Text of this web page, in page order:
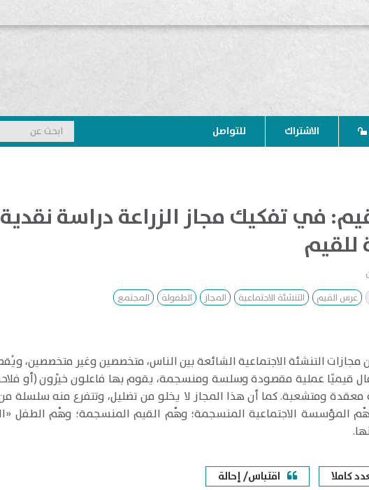
الاشتراك للتواصل
في تفكيك مجاز الزراعة دراسة
للقيم
غرس القيم التنشئة الاجتماعية المجاز الطفولة المجتمع
التنشئة الاجتماعية الشائعة بين الناس، متخصصين وغير متخصصين،
قيميًا عملية مقصودة وسلسة ومنسجمة، يقوم بها فاعلون خيِّرون (أو
ومتشعبة. كما أن هذا المجاز لا يخلو من تضليل، وتتفرع منه سلسلة
الاجتماعية المنسجمة؛ وهْم القيم المنسجمة؛ وهْم الطفل
كاملا اقتباس/ إحالة